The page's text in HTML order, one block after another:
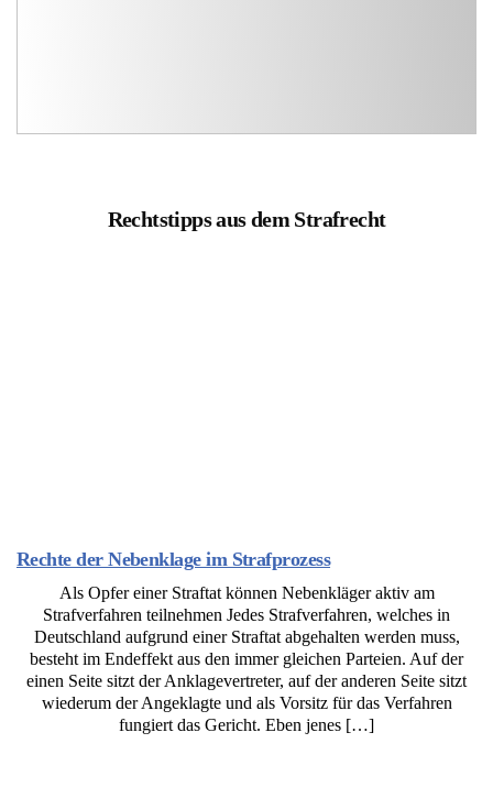
Rechtstipps aus dem Strafrecht
Rechte der Nebenklage im Strafprozess
Als Opfer einer Straftat können Nebenkläger aktiv am
Strafverfahren teilnehmen Jedes Strafverfahren, welches in
Deutschland aufgrund einer Straftat abgehalten werden muss,
besteht im Endeffekt aus den immer gleichen Parteien. Auf der
einen Seite sitzt der Anklagevertreter, auf der anderen Seite sitzt
wiederum der Angeklagte und als Vorsitz für das Verfahren
fungiert das Gericht. Eben jenes […]